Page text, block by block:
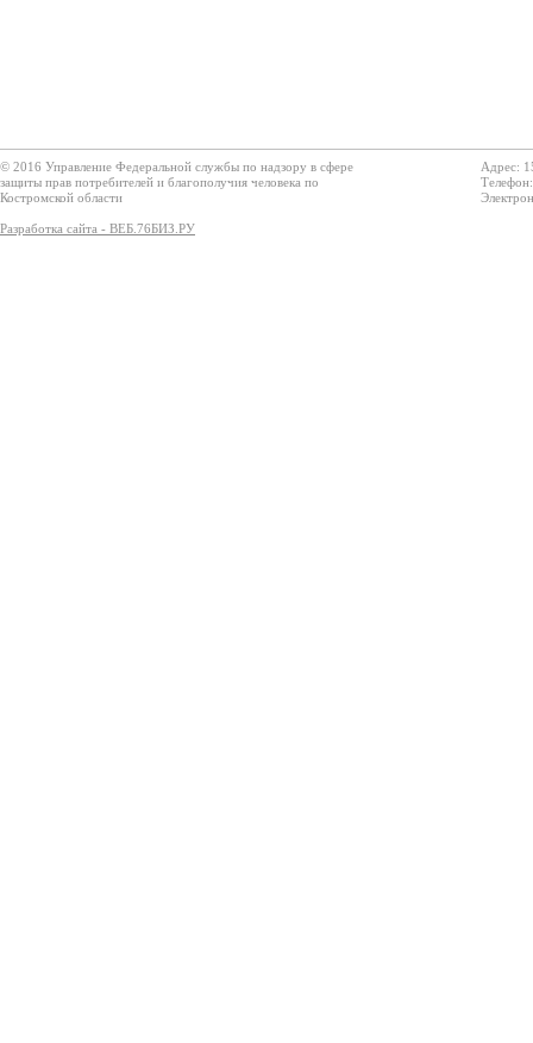
© 2016 Управление Федеральной службы по надзору в сфере
защиты прав потребителей и благополучия человека по
Костромской области
Разработка сайта - ВЕБ.76БИЗ.РУ
Адрес: